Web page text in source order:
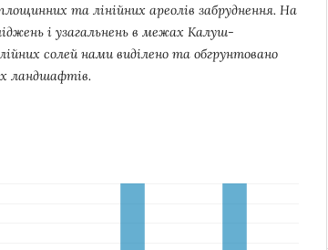
та лінійних ареолів забруднення. На
і узагальнень в межах Калуш-
солей нами виділено та обгрунтовано
ландшафтів.